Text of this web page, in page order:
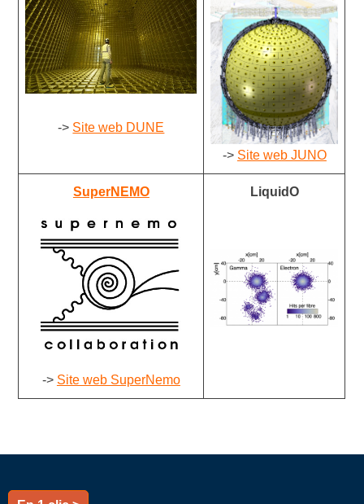
-> Site web DUNE
-> Site web JUNO
SuperNEMO
-> Site web SuperNemo
LiquidO